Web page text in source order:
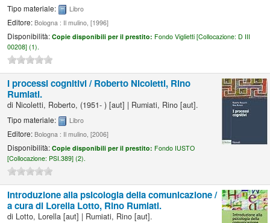
Tipo materiale: Libro
Editore: Bologna : Il mulino, [1996]
Disponibilità:Copie disponibili per il prestito: Fondo Viglietti [Collocazione: D III
00208] (1).
I processi cognitivi /Roberto Nicoletti, Rino
Rumiati.
di Nicoletti, Roberto, (1951- ) [aut] | Rumiati, Rino [aut].
Tipo materiale: Libro
Editore: Bologna : Il mulino, [2006]
Disponibilità:Copie disponibili per il prestito: Fondo IUSTO
[Collocazione: PSI.389] (2).
Introduzione alla psicologia della comunicazione /
a cura di Lorella Lotto, Rino Rumiati.
di Lotto, Lorella [aut] | Rumiati, Rino [aut].